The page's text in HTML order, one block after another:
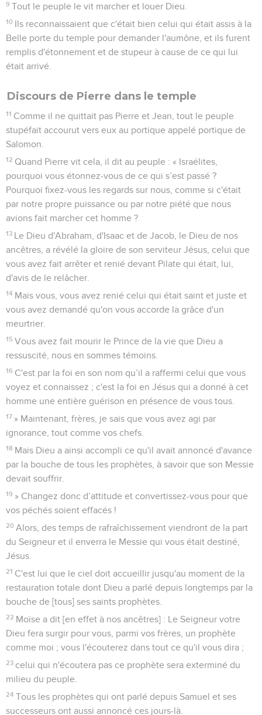
9 Tout le peuple le vit marcher et louer Dieu.
10 Ils reconnaissaient que c'était bien celui qui était assis à la
Belle porte du temple pour demander l'aumône, et ils furent
remplis d'étonnement et de stupeur à cause de ce qui lui
était arrivé.
Discours de Pierre dans le temple
11 Comme il ne quittait pas Pierre et Jean, tout le peuple
stupéfait accourut vers eux au portique appelé portique de
Salomon.
12 Quand Pierre vit cela, il dit au peuple : « Israélites,
pourquoi vous étonnez-vous de ce qui s’est passé ?
Pourquoi fixez-vous les regards sur nous, comme si c'était
par notre propre puissance ou par notre piété que nous
avions fait marcher cet homme ?
13 Le Dieu d'Abraham, d'Isaac et de Jacob, le Dieu de nos
ancêtres, a révélé la gloire de son serviteur Jésus, celui que
vous avez fait arrêter et renié devant Pilate qui était, lui,
d'avis de le relâcher.
14 Mais vous, vous avez renié celui qui était saint et juste et
vous avez demandé qu'on vous accorde la grâce d'un
meurtrier.
15 Vous avez fait mourir le Prince de la vie que Dieu a
ressuscité, nous en sommes témoins.
16 C'est par la foi en son nom qu’il a raffermi celui que vous
voyez et connaissez ; c'est la foi en Jésus qui a donné à cet
homme une entière guérison en présence de vous tous.
17 » Maintenant, frères, je sais que vous avez agi par
ignorance, tout comme vos chefs.
18 Mais Dieu a ainsi accompli ce qu'il avait annoncé d'avance
par la bouche de tous les prophètes, à savoir que son Messie
devait souffrir.
19 » Changez donc d’attitude et convertissez-vous pour que
vos péchés soient effacés !
20 Alors, des temps de rafraîchissement viendront de la part
du Seigneur et il enverra le Messie qui vous était destiné,
Jésus.
21 C'est lui que le ciel doit accueillir jusqu'au moment de la
restauration totale dont Dieu a parlé depuis longtemps par la
bouche de [tous] ses saints prophètes.
22 Moïse a dit [en effet à nos ancêtres] : Le Seigneur votre
Dieu fera surgir pour vous, parmi vos frères, un prophète
comme moi ; vous l'écouterez dans tout ce qu'il vous dira ;
23 celui qui n'écoutera pas ce prophète sera exterminé du
milieu du peuple.
24 Tous les prophètes qui ont parlé depuis Samuel et ses
successeurs ont aussi annoncé ces jours-là.